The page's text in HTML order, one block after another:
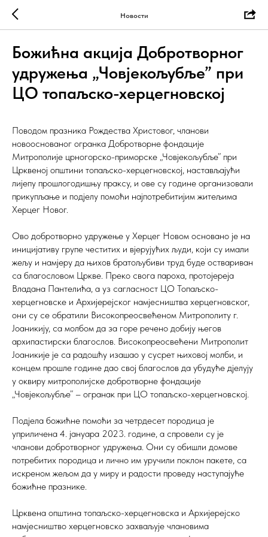
Новости
Божићна акција Добротворног
удружења „Човјекољубље” при
ЦО топаљско-херцегновској
Поводом празника Рождества Христовог, чланови
новооснованог огранка Добротворне фондације
Митрополије црногорско-приморске „Човјекољубље” при
Црквеној општини топаљско-херцегновској, настављајући
лијепу прошлогодишњу праксу, и ове су године организовали
прикупљање и подјелу помоћи најпотребитијим житељима
Херцег Новог.
Ово добротворно удружење у Херцег Новом основано је на
иницијативу групе честитих и вјерујућих људи, који су имали
жељу и намјеру да њихов братољубиви труд буде оствариван
са благословом Цркве. Преко свога пароха, протојереја
Владана Пантелића, а уз сагласност ЦО Топаљско-
херцегновске и Архијерејског намјесништва херцегновског,
они су се обратили Високопреосвећеном Митрополиту г.
Јоаникију, са молбом да за горе речено добију његов
архипастирски благослов. Високопреосвећени Митрополит
Јоаникије је са радошћу изашао у сусрет њиховој молби, и
концем прошле године дао свој благослов да убудуће дјелују
у оквиру митрополијске добротворне фондације
„Човјекољубље” – огранак при ЦО топаљско-херцегновској.
Подјела божићне помоћи за четрдесет породица је
уприличена 4. јануара 2023. године, а спровели су је
чланови добротворног удружења. Они су обишли домове
потребитих породица и лично им уручили поклон пакете, са
искреном жељом да у миру и радости проведу наступајуће
божићне празнике.
Црквена општина топаљско-херцегновска и Архијерејско
намјесништво херцегновско захваљује члановима